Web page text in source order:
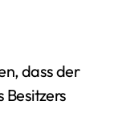
Besitzers